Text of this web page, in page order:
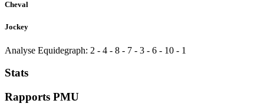
Cheval
Jockey
Analyse Equidegraph: 2 - 4 - 8 - 7 - 3 - 6 - 10 - 1
Stats
Rapports PMU